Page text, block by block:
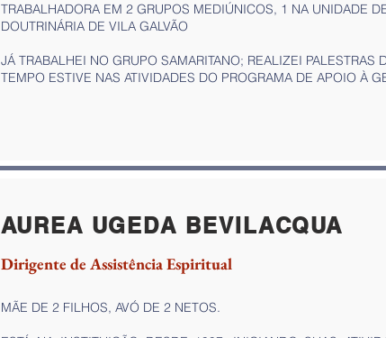
TRABALHADORA EM 2 GRUPOS MEDIÚNICOS, 1 NA UNIDADE
DOUTRINÁRIA DE VILA GALVÃO
JÁ TRABALHEI NO GRUPO SAMARITANO; REALIZEI
TEMPO ESTIVE NAS ATIVIDADES DO PROGRAMA DE APOIO À
AUREA UGEDA BEVILACQUA
Dirigente de Assistência Espiritual
MÃE DE 2 FILHOS, AVÓ DE 2 NETOS.